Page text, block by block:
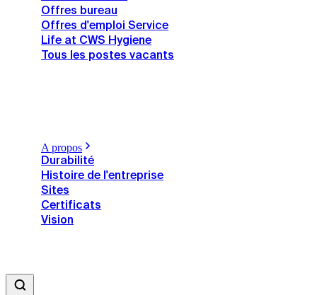
Offres bureau
Offres d'emploi Service
Life at CWS Hygiene
Tous les postes vacants
A propos
Durabilité
Histoire de l'entreprise
Sites
Certificats
Vision